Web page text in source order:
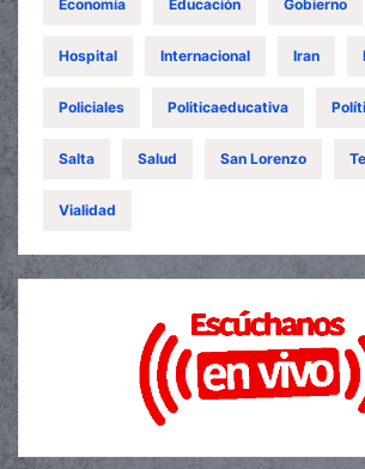
Economía Educación Gobierno
Hospital Internacional Iran
Policiales Politicaeducativa
Salta Salud San Lorenzo
Vialidad